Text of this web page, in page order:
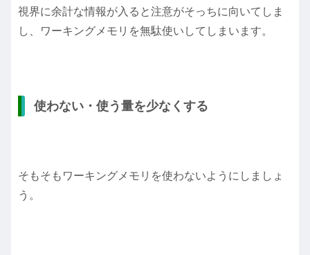
視界に余計な情報が入ると注意がそっちに向いてしま
し、ワーキングメモリを無駄使いしてしまいます。
使わない・使う量を少なくする
そもそもワーキングメモリを使わないようにしましょ
う。